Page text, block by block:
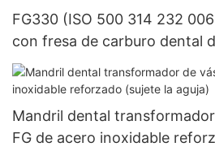
FG330 (ISO 500 314 232
con fresa de carburo dental
certificado CE ISO
Mandril dental
FG de acero inoxidable